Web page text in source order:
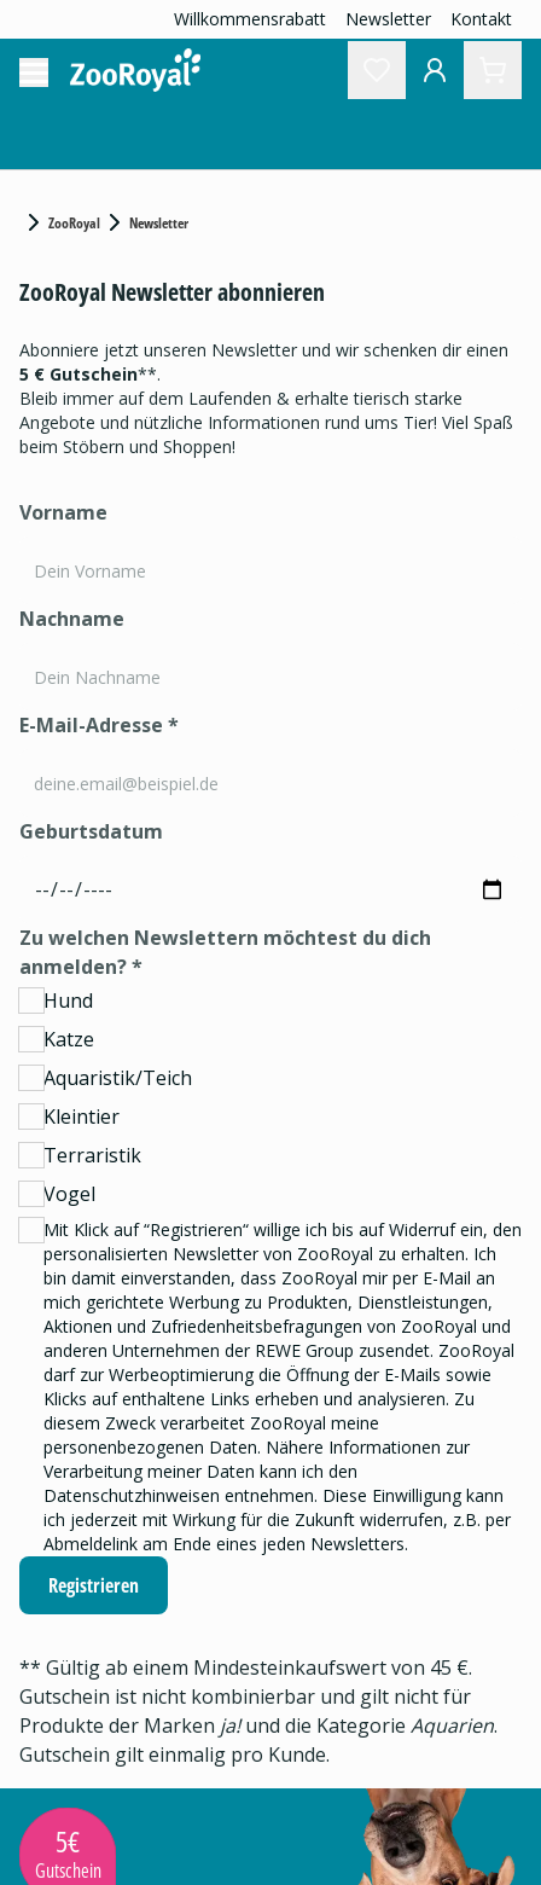
Willkommensrabatt Newsletter Kontakt
ZooRoyal Newsletter
ZooRoyal Newsletter abonnieren
Abonniere jetzt unseren Newsletter und wir schenken dir einen
5 € Gutschein**.
Bleib immer auf dem Laufenden & erhalte tierisch starke
Angebote und nützliche Informationen rund ums Tier! Viel Spaß
beim Stöbern und Shoppen!
Vorname
Nachname
E-Mail-Adresse *
Geburtsdatum
Zu welchen Newslettern möchtest du dich
anmelden?*
Hund
Katze
Aquaristik/Teich
Kleintier
Terraristik
Vogel
Mit Klick auf “Registrieren“ willige ich bis auf Widerruf ein, den
personalisierten Newslettervon ZooRoyal zu erhalten. Ich
bin damit einverstanden, dass ZooRoyal mir per E-Mail an
mich gerichtete Werbung zu Produkten, Dienstleistungen,
Aktionen und Zufriedenheitsbefragungen von ZooRoyal und
anderen Unternehmen der REWE Group zusendet. ZooRoyal
darf zur Werbeoptimierung die Öffnung der E-Mails sowie
Klicks auf enthaltene Links erheben und analysieren. Zu
diesem Zweck verarbeitet ZooRoyal meine
personenbezogenen Daten. Nähere Informationen zur
Verarbeitung meiner Daten kann ich den
Datenschutzhinweisen entnehmen. Diese Einwilligung kann
ich jederzeit mit Wirkung für die Zukunft widerrufen, z.B. per
Abmeldelink am Ende eines jeden Newsletters.
Registrieren
** Gültig ab einem Mindesteinkaufswert von 45 €.
Gutschein ist nicht kombinierbar und gilt nicht für
Produkte der Marken ja!und die Kategorie Aquarien.
Gutschein gilt einmalig pro Kunde.
5€
Gutschein